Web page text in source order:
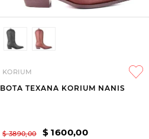
KORIUM
BOTA TEXANA KORIUM NANIS
$ 3890,00 $ 1600,00